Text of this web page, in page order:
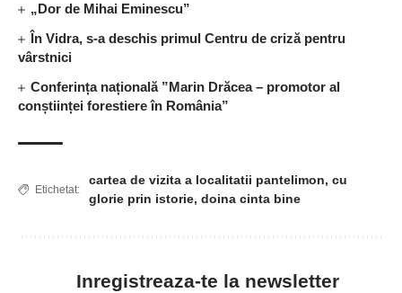
„Dor de Mihai Eminescu”
În Vidra, s-a deschis primul Centru de criză pentru
vârstnici
Conferința națională ”Marin Drăcea – promotor al
conștiinței forestiere în România”
Etichetat:
cartea de vizita a localitatii pantelimon, cu
glorie prin istorie, doina cinta bine
Inregistreaza-te la newsletter